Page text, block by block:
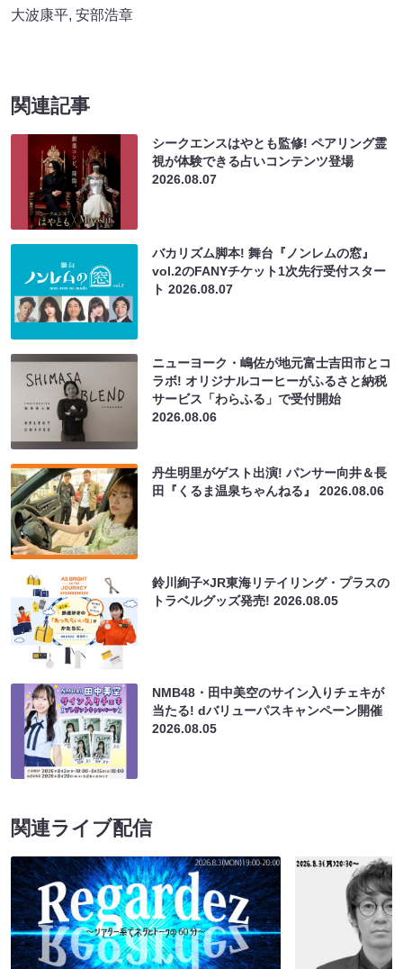
大波康平, 安部浩章
関連記事
シークエンスはやとも監修! ペアリング霊
視が体験できる占いコンテンツ登場
2026.08.07
バカリズム脚本! 舞台『ノンレムの窓』
vol.2のFANYチケット1次先行受付スター
ト2026.08.07
ニューヨーク・嶋佐が地元富士吉田市とコ
ラボ! オリジナルコーヒーがふるさと納税
サービス「わらふる」で受付開始
2026.08.06
丹生明里がゲスト出演! パンサー向井＆長
田『くるま温泉ちゃんねる』2026.08.06
鈴川絢子×JR東海リテイリング・プラスの
トラベルグッズ発売!2026.08.05
NMB48・田中美空のサイン入りチェキが
当たる! dバリューパスキャンペーン開催
2026.08.05
関連ライブ配信